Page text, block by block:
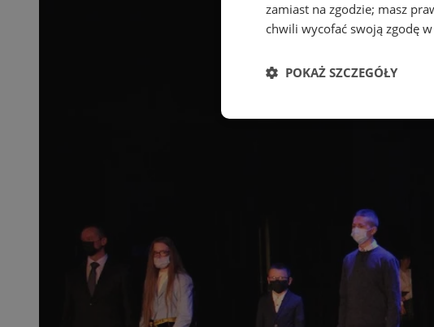
zamiast na zgodzie; masz
chwili wycofać swoją zgodę w
POKAŻ SZCZEGÓŁY
Niezbędne
Niezbędne
Niezbędne pliki cookie umożliwiają
zarządzanie kontem. Bez
Nazwa